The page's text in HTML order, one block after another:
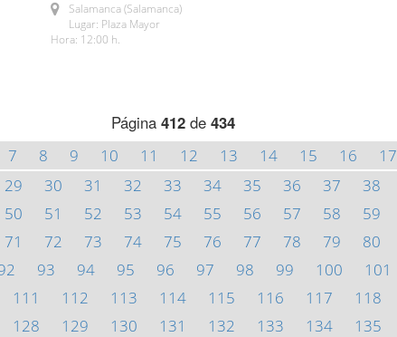
Salamanca (Salamanca)
Lugar: Plaza Mayor
Hora: 12:00 h.
Página 412de 434
7 8 9 10 11 12 13 14 15 16 17
29 30 31 32 33 34 35 36 37 38
50 51 52 53 54 55 56 57 58 59
71 72 73 74 75 76 77 78 79 80
93 94 95 96 97 98 99 100 101
111 112 113 114 115 116 117 118
128 129 130 131 132 133 134 135